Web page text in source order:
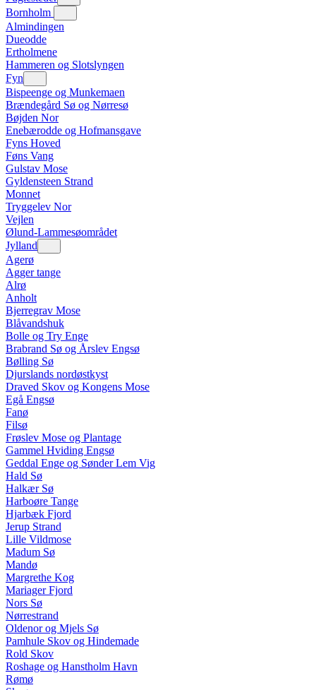
Bornholm
Almindingen
Dueodde
Ertholmene
Hammeren og Slotslyngen
Fyn
Bispeenge og Munkemaen
Brændegård Sø og Nørresø
Bøjden Nor
Enebærodde og Hofmansgave
Fyns Hoved
Føns Vang
Gulstav Mose
Gyldensteen Strand
Monnet
Tryggelev Nor
Vejlen
Ølund-Lammesøområdet
Jylland
Agerø
Agger tange
Alrø
Anholt
Bjerregrav Mose
Blåvandshuk
Bolle og Try Enge
Brabrand Sø og Årslev Engsø
Bølling Sø
Djurslands nordøstkyst
Draved Skov og Kongens Mose
Egå Engsø
Fanø
Filsø
Frøslev Mose og Plantage
Gammel Hviding Engsø
Geddal Enge og Sønder Lem Vig
Hald Sø
Halkær Sø
Harboøre Tange
Hjarbæk Fjord
Jerup Strand
Lille Vildmose
Madum Sø
Mandø
Margrethe Kog
Mariager Fjord
Nors Sø
Nørrestrand
Oldenor og Mjels Sø
Pamhule Skov og Hindemade
Rold Skov
Roshage og Hanstholm Havn
Rømø